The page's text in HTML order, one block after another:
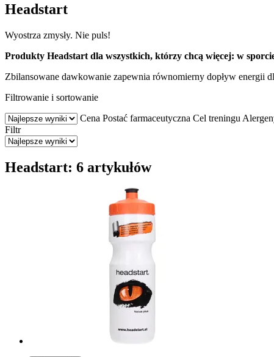
Headstart
Wyostrza zmysły. Nie puls!
Produkty Headstart dla wszystkich, którzy chcą więcej: w
Zbilansowane dawkowanie zapewnia równomierny dopływ energii
Filtrowanie i sortowanie
Cena Postać farmaceutyczna Cel treningu
Filtr
Headstart: 6 artykułów